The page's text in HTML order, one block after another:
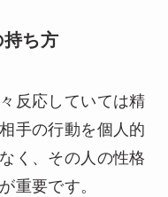
持ち方
反応していては精
手の行動を個人的
く、その人の性格
重要です。